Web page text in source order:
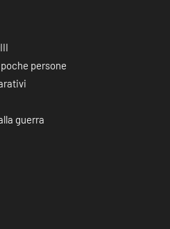
persone
guerra